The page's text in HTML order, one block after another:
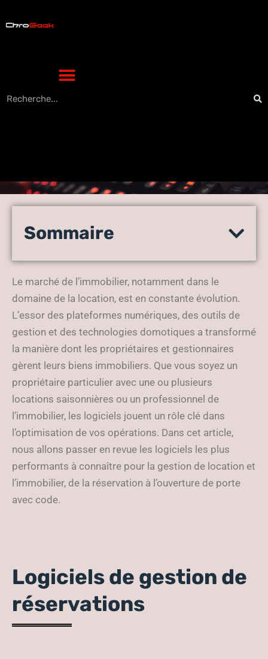
performants pour la gestion
2024
Sommaire
Le marché de l’immobilier, notamment dans le
domaine de la location, est en constante évolution.
L’essor des plateformes numériques, des outils de
gestion et des technologies domotiques a transformé
la manière dont les propriétaires et gestionnaires
gèrent leurs biens immobiliers. Que vous soyez un
propriétaire particulier avec une ou plusieurs
locations saisonnières ou un professionnel de
l’immobilier, les logiciels jouent un rôle clé dans
l’optimisation de vos opérations. Dans cet article,
nous allons passer en revue les logiciels les plus
performants à connaître pour la gestion de location et
l’immobilier, de la réservation à l’ouverture de porte
avec code.
Logiciels de gestion de
réservations